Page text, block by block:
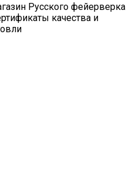
Русского фейерверка
качества и